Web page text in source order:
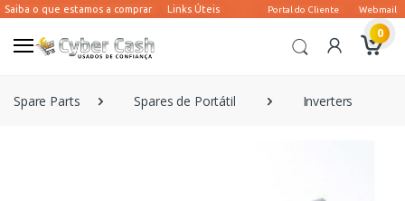
0
Spare Parts Spares de Portátil Inverters